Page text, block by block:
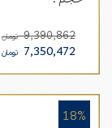
9,390,862 تومان
7,350,472 تومان
18%